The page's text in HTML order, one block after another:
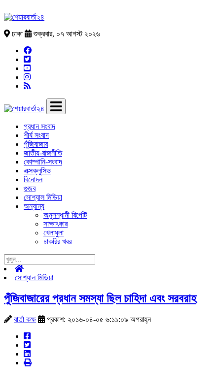
ঢাকা শুক্রবার, ০৭ আগস্ট ২০২৬
প্রধান সংবাদ
শীর্ষ সংবাদ
পুঁজিবাজার
জাতীয়-রাজনীতি
কোম্পানি-সংবাদ
এক্সক্লুসিভ
বিনোদন
গুজব
সোশ্যাল মিডিয়া
অন্যান্য
অনুসন্ধানী রির্পোট
সাক্ষাৎকার
খেলাধুলা
চাকরির খবর
সোশ্যাল মিডিয়া
পুঁজিবাজারের প্রধান সমস্যা ছিল চাহিদা এবং সরবরাহ
বার্তা কক্ষ প্রকাশ: ২০১৬-০৪-০৫ ৬:১১:০৯ অপরাহ্ন